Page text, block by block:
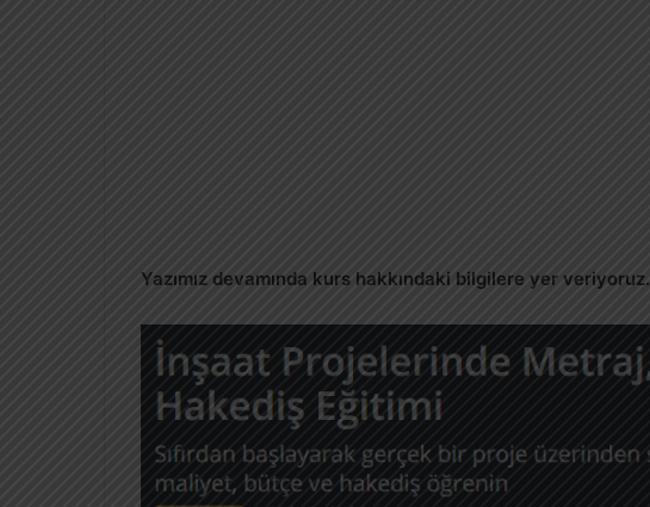
Yazımız devamında kurs hakkındaki bilgilere yer veriyoruz.